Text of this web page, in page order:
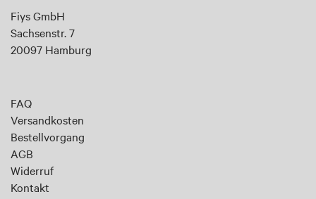
an
für
unseren
Newsletter:
Fiys GmbH
Sachsenstr. 7
20097 Hamburg
FAQ
Versandkosten
Bestellvorgang
AGB
Widerruf
Kontakt